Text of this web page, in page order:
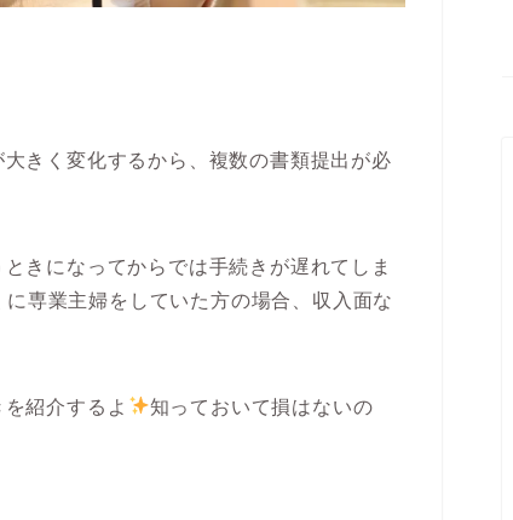
きく変化するから、複数の書類提出が必
きになってからでは手続きが遅れてしま
に専業主婦をしていた方の場合、収入面な
を紹介するよ
知っておいて損はないの